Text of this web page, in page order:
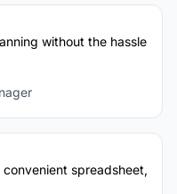
without the hassle
spreadsheet,